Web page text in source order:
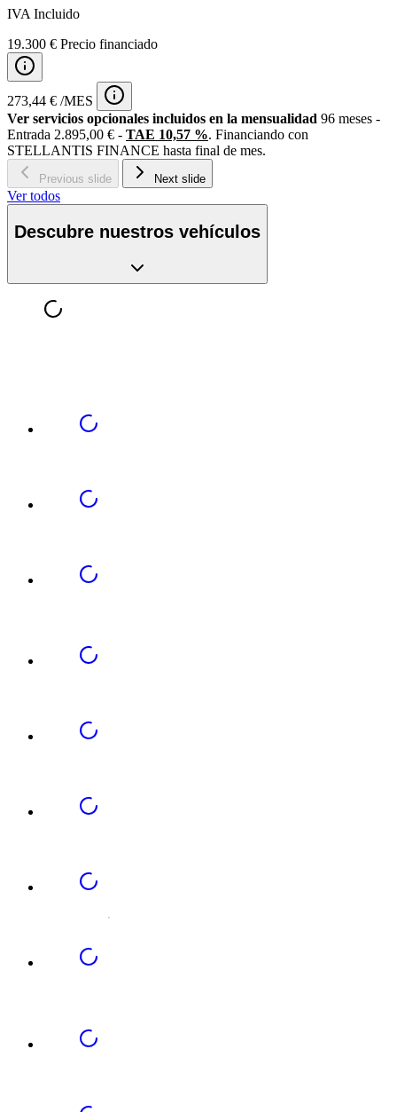
IVA Incluido
19.300 € Precio financiado
273,44 € /MES
Ver servicios opcionales incluidos en la mensualidad 96 meses -
Entrada 2.895,00 € - TAE 10,57 %. Financiando con
STELLANTIS FINANCE hasta final de mes.
Previous slide Next slide
Ver todos
Descubre nuestros vehículos